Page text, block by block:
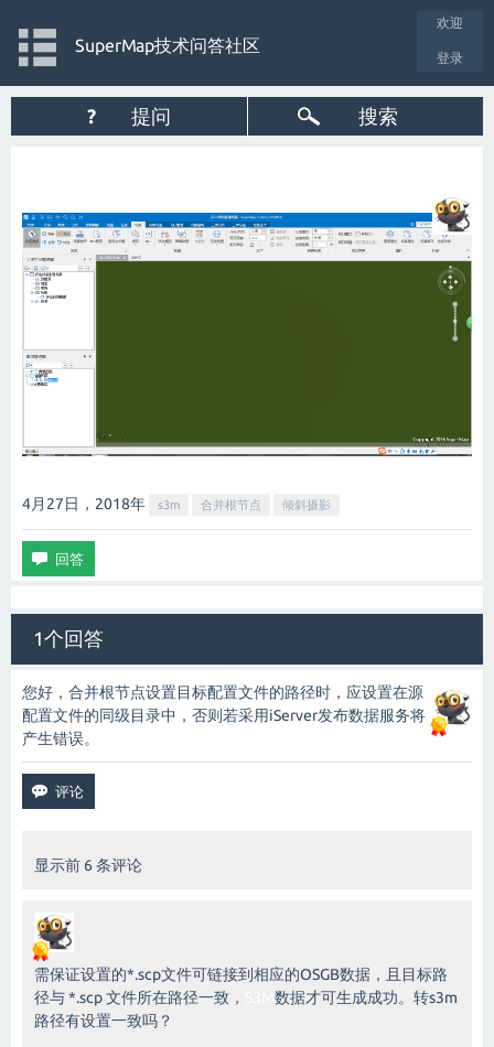
欢迎
登录
SuperMap技术问答社区
? 提问 搜索
4月27日，2018年 s3m 合并根节点 倾斜摄影
1个回答
您好，合并根节点设置目标配置文件的路径时，应设置在源
配置文件的同级目录中，否则若采用iServer发布数据服务将
产生错误。
显示前 6 条评论
需保证设置的*.scp文件可链接到相应的OSGB数据，且目标路
径与 *.scp 文件所在路径一致，
数据才可生成成功。转s3m
路径有设置一致吗？